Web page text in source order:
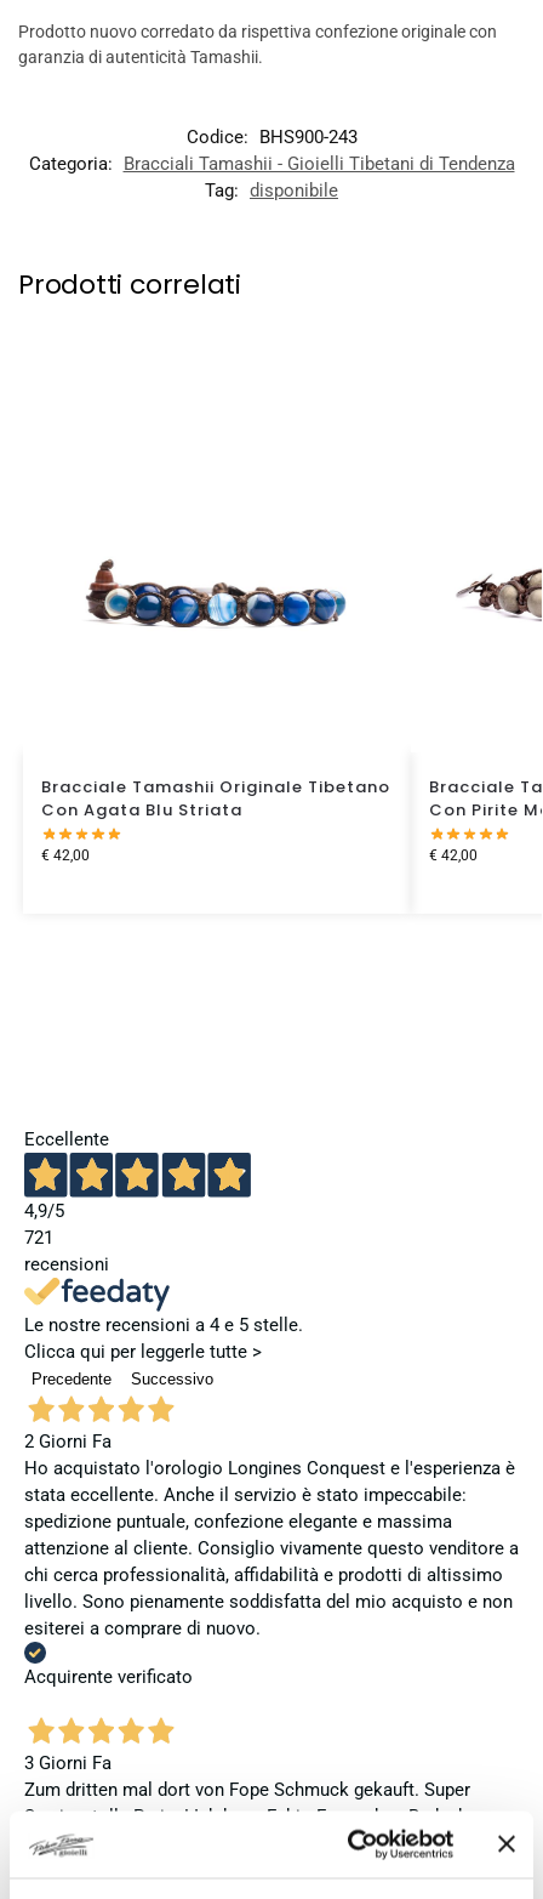
Prodotto nuovo corredato da rispettiva confezione originale con
garanzia di autenticità Tamashii.
Codice:
BHS900-243
Categoria:
Bracciali Tamashii - Gioielli Tibetani di Tendenza
Tag: disponibile
Prodotti correlati
Bracciale Tamashii Originale Tibetano
Con Agata Blu Striata
€42,00
Bracciale
Con Pirite
€42,00
Eccellente
4,9/5
721
recensioni
Le nostre recensioni a 4 e 5 stelle.
Clicca qui per leggerle tutte >
Precedente Successivo
2 Giorni Fa
Ho acquistato l'orologio Longines Conquest e l'esperienza è
stata eccellente. Anche il servizio è stato impeccabile:
spedizione puntuale, confezione elegante e massima
attenzione al cliente. Consiglio vivamente questo venditore a
chi cerca professionalità, affidabilità e prodotti di altissimo
livello. Sono pienamente soddisfatta del mio acquisto e non
esiterei a comprare di nuovo.
Acquirente verificato
3 Giorni Fa
Zum dritten mal dort von Fope Schmuck gekauft. Super
Service, tolle Preise! Ich kann Fabio Ferro ohne Bedenken
weiterempfehlen. Einfach TOPP!!